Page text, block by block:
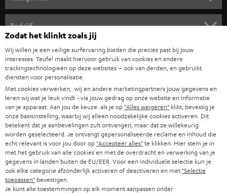
r
n
i
e
u
w
s
b
r
i
e
f
SOUNDBARS
HIFI-SPEAKERS
SMART HOME
BLUETOOTH
KOPTELEFOONS
BLUETOOTH KOPTELEFOONS
Bedrijf
SUPPORT
CARRIÈRE
PERS & MARKETING
B2B
PARTNERPROGRAMMA
BLOG
NEWSLETTER
Teufel online shops
DUITSLAND
OOSTENRIJK
ZWITSERLAND
NEDERLAND
BELGIË
Zodat het klinkt zoals jij
Wij willen je een veilige surfervaring bieden die precies past bij jouw
interesses. Teufel maakt hiervoor gebruik van cookies en andere
trackingtechnologieën op deze websites – ook van derden, en gebruikt
diensten voor personalisatie.
Met cookies verwerken, wij en andere marketingpartners jouw gegevens en
leren wij wat je leuk vindt - via jouw gedrag op onze website en informatie
van je apparaat. Aan jou de keuze: als je op "Alles weigeren" klikt, bevestig je
onze basisinstelling, waarbij wij alleen noodzakelijke cookies activeren. Dit
betekent dat je aanbevelingen zult ontvangen, maar dat ze willekeurig
worden geselecteerd. Je ontvangt gepersonaliseerde reclame en inhoud die
echt relevant is voor jou door op "Accepteer alles"te klikken. Hier stem je in
met het gebruik van alle cookies en met de overdracht en verwerking van je
gegevens in landen buiten de EU/EER. Voor een individuele selectie kun je
ook elke categorie afzonderlijk activeren of deactiveren en met "Selectie
toepassen" bevestigen.
Je kunt alle toestemmingen op elk moment aanpassen onder